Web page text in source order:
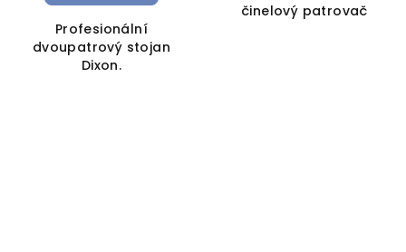
Profesionální
dvoupatrový stojan
Dixon.
činelový patrovač